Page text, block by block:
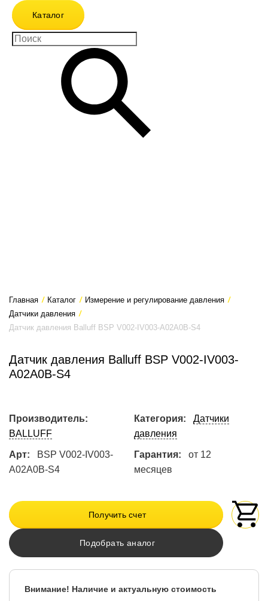
Каталог
Главная / Каталог / Измерение и регулирование давления /
Датчики давления /
Датчик давления Balluff BSP V002-IV003-A02A0B-S4
Датчик давления Balluff BSP V002-IV003-
A02A0B-S4
Производитель:
BALLUFF
Категория:
Датчики
давления
Арт:
BSP V002-IV003-
A02A0B-S4
Гарантия:
от 12
месяцев
Получить счет
Подобрать аналог
Внимание! Наличие и актуальную стоимость